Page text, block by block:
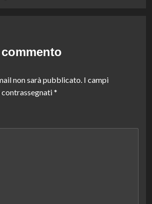
non sarà pubblicato. I campi
*